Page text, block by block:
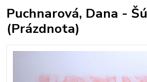
Puchnarová, Dana -
(Prázdnota)